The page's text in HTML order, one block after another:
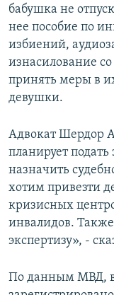
бабушка не
нее пособие по
избиений,
изнасилование
принять меры в
девушки.
Адвокат Шердор
планирует
назначить
хотим привезти
кризисных
инвалидов.
экспертизу», -
По данным МВД, в